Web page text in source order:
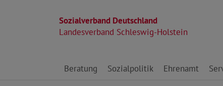
Sozialverband Deutschland
Landesverband Schleswig-Holstein
Direkt zu den Inhalten springen
Beratung Sozialpolitik Ehrenamt